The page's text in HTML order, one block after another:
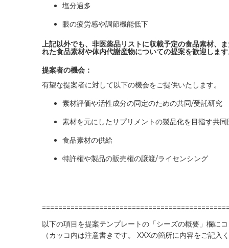
塩分過多
眼の疲労感や調節機能低下
上記以外でも、非医薬品リストに収載予定の食品素材、
れた食品素材や体内代謝産物についての提案を歓迎しま
提案者の機会：
有望な提案者に対して以下の機会をご提供いたします。
素材評価や活性成分の同定のための共同/受託研究
素材を元にしたサプリメントの製品化を目指す共同
食品素材の供給
特許権や製品の販売権の譲渡/ライセンシング
以下の項目を提案テンプレートの「シーズの概要」欄に
（カッコ内は注意書きです。 XXXの箇所に内容をご記入